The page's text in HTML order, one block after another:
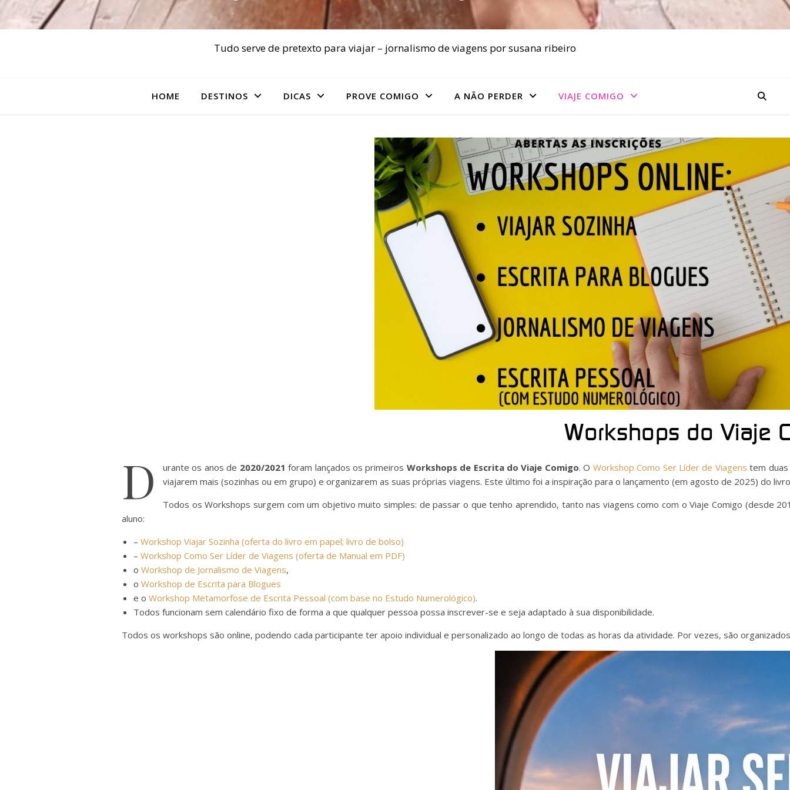
Tudo serve de pretexto para viajar – jornalismo de viagens por susana ribeiro
HOME DESTINOS DICAS PROVE COMIGO A NÃO PERDER VIAJE COMIGO
Workshops do Viaje
D urante os anos de 2020/2021 foram lançados os primeiros Workshops de Escrita do Viaje Comigo. O Workshop Como Ser Líder de Viagens tem
viajarem mais (sozinhas ou em grupo) e organizarem as suas próprias viagens. Este último foi a inspiração para o lançamento (em agosto de 2025) do
Todos os Workshops surgem com um objetivo muito simples: de passar o que tenho aprendido, tanto nas viagens como com o Viaje Comigo (desde
aluno:
– Workshop Viajar Sozinha (oferta do livro em papel; livro de bolso)
– Workshop Como Ser Líder de Viagens (oferta de Manual em PDF)
o Workshop de Jornalismo de Viagens,
o Workshop de Escrita para Blogues
e o Workshop Metamorfose de Escrita Pessoal (com base no Estudo Numerológico).
Todos funcionam sem calendário fixo de forma a que qualquer pessoa possa inscrever-se e seja adaptado à sua disponibilidade.
Todos os workshops são online, podendo cada participante ter apoio individual e personalizado ao longo de todas as horas da atividade. Por vezes, são